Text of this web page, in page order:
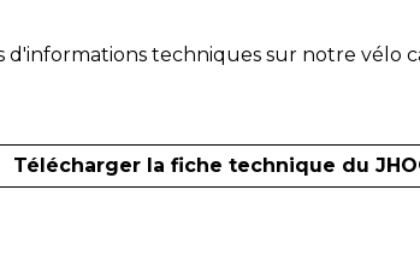
d'informations techniques sur notre vélo
Télécharger la fiche technique du